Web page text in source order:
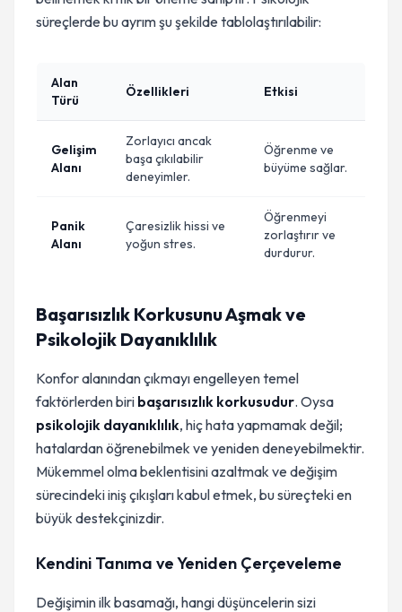
süreçlerde bu ayrım şu şekilde tablolaştırılabilir:
Alan
Türü
Özellikleri Etkisi
Gelişim
Alanı
Zorlayıcı ancak
başa çıkılabilir
deneyimler.
Öğrenme ve
büyüme sağlar.
Panik
Alanı
Çaresizlik hissi ve
yoğun stres.
Öğrenmeyi
zorlaştırır ve
durdurur.
Başarısızlık Korkusunu Aşmak ve
Psikolojik Dayanıklılık
Konfor alanından çıkmayı engelleyen temel
faktörlerden biri başarısızlık korkusudur. Oysa
psikolojik dayanıklılık, hiç hata yapmamak değil;
hatalardan öğrenebilmek ve yeniden deneyebilmektir.
Mükemmel olma beklentisini azaltmak ve değişim
sürecindeki iniş çıkışları kabul etmek, bu süreçteki en
büyük destekçinizdir.
Kendini Tanıma ve Yeniden Çerçeveleme
Değişimin ilk basamağı, hangi düşüncelerin sizi